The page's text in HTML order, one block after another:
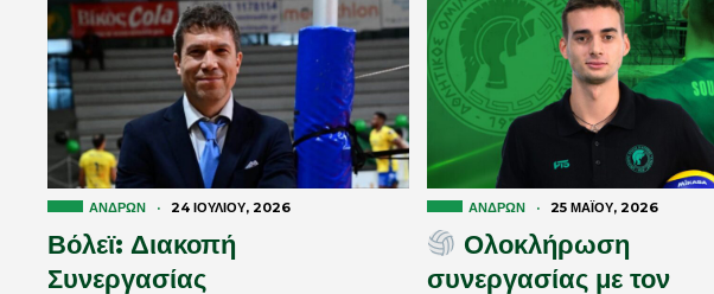
ΑΝΔΡΏΝ · 24 ΙΟΥΛΊΟΥ, 2026
Βόλεϊ: Διακοπή
Συνεργασίας
ΑΝΔΡΏΝ · 25 ΜΑΪ́ΟΥ, 2026
Ολοκλήρωση
συνεργασίας με τον